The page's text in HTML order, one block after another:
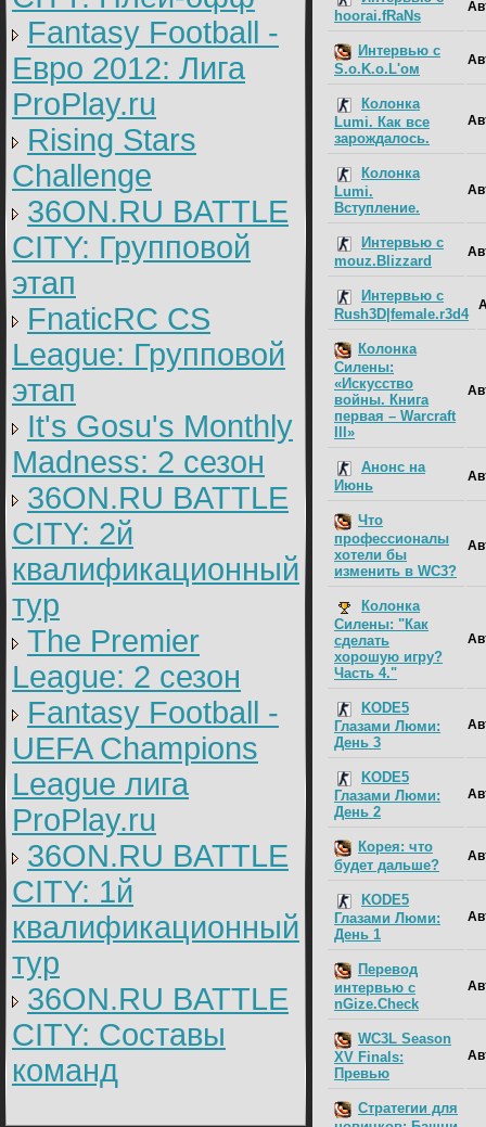
Fantasy Football -
Евро 2012: Лига
ProPlay.ru
Rising Stars
Challenge
36ON.RU BATTLE
CITY: Групповой
этап
FnaticRC CS
League: Групповой
этап
It's Gosu's Monthly
Madness: 2 сезон
36ON.RU BATTLE
CITY: 2й
квалификационный
тур
The Premier
League: 2 cезон
Fantasy Football -
UEFA Champions
League лига
ProPlay.ru
36ON.RU BATTLE
CITY: 1й
квалификационный
тур
36ON.RU BATTLE
CITY: Составы
команд
hoorai.fRaNs
Интервью с
S.o.K.o.L'ом
Колонка
Lumi. Как все
зарождалось.
Колонка
Lumi.
Вступление.
Интервью с
mouz.Blizzard
Интервью с
Rush3D|female.r3d4
Колонка
Силены:
«Искусство
войны. Книга
первая – Warcraft
III»
Анонс на
Июнь
Что
профессионалы
хотели бы
изменить в WC3?
Колонка
Силены: "Как
сделать
хорошую игру?
Часть 4."
KODE5
Глазами Люми:
День 3
KODE5
Глазами Люми:
День 2
Корея: что
будет дальше?
KODE5
Глазами Люми:
День 1
Перевод
интервью с
nGize.Check
WC3L Season
XV Finals:
Превью
Стратегии для